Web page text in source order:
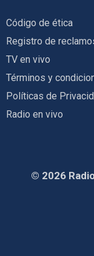
Código de ética
Registro de
TV en vivo
Términos y
Políticas de
Radio en vivo
© 2026